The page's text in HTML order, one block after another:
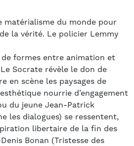
matérialisme du monde pour
la vérité. Le policier Lemmy
de formes entre animation et
Socrate révèle le don de
en scène les paysages de
nourrie d’engagement
du jeune Jean-Patrick
les dialogues) se ressentent,
libertaire de la fin des
Bonan (Tristesse des